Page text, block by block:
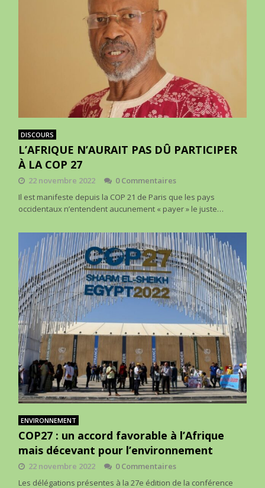
DISCOURS
L’AFRIQUE N’AURAIT PAS DÛ PARTICIPER
À LA COP 27
22 novembre 2022
0 Commentaires
Il est manifeste depuis la COP 21 de Paris que les pays
occidentaux n’entendent aucunement « payer » le juste…
ENVIRONNEMENT
COP27 : un accord favorable à l’Afrique
mais décevant pour l’environnement
22 novembre 2022
0 Commentaires
Les délégations présentes à la 27e édition de la conférence